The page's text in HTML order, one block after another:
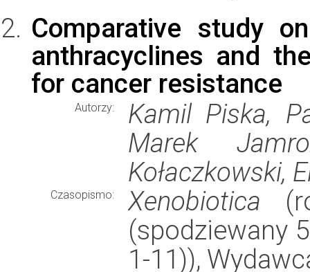
Comparative study
anthracyclines and
for cancer resistance
Autorzy:
Kamil Piska,
Marek
Kołaczkowski,
Czasopismo: Xenobiotica
(spodziewany
1-11)),